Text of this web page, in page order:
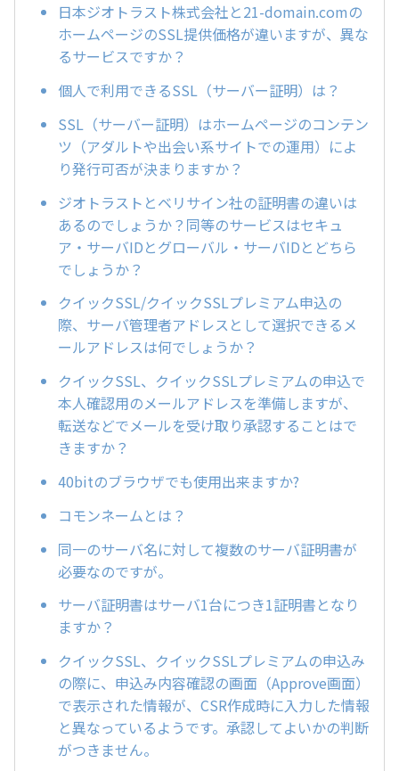
日本ジオトラスト株式会社と21-domain.comの
ホームページのSSL提供価格が違いますが、異な
るサービスですか？
個人で利用できるSSL（サーバー証明）は？
SSL（サーバー証明）はホームページのコンテン
ツ（アダルトや出会い系サイトでの運用）によ
り発行可否が決まりますか？
ジオトラストとベリサイン社の証明書の違いは
あるのでしょうか？同等のサービスはセキュ
ア・サーバIDとグローバル・サーバIDとどちら
でしょうか？
クイックSSL/クイックSSLプレミアム申込の
際、サーバ管理者アドレスとして選択できるメ
ールアドレスは何でしょうか？
クイックSSL、クイックSSLプレミアムの申込で
本人確認用のメールアドレスを準備しますが、
転送などでメールを受け取り承認することはで
きますか？
40bitのブラウザでも使用出来ますか?
コモンネームとは？
同一のサーバ名に対して複数のサーバ証明書が
必要なのですが。
サーバ証明書はサーバ1台につき1証明書となり
ますか？
クイックSSL、クイックSSLプレミアムの申込み
の際に、申込み内容確認の画面（Approve画面）
で表示された情報が、CSR作成時に入力した情報
と異なっているようです。承認してよいかの判断
がつきません。